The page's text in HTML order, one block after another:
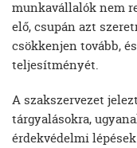
munkavállalók nem
elő, csupán azt
csökkenjen tovább,
teljesítményét.
A szakszervezet
tárgyalásokra,
érdekvédelmi